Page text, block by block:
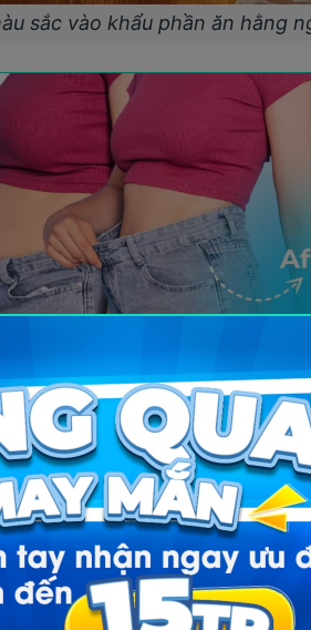
sắc vào khẩu phần ăn hằng
(phytochemical) và các dưỡng
chi tiết một số loại thực phẩm
như tác dụng sinh học đi